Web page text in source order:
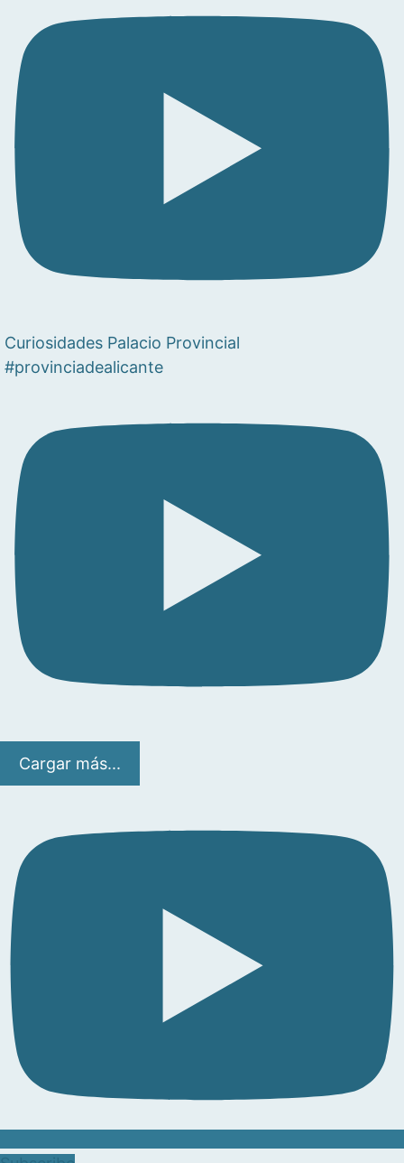
Curiosidades Palacio Provincial
#provinciadealicante
Cargar más...